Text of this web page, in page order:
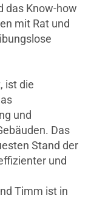
das Know-how
mit Rat und
ist die
und
Das
Stand der
und
Timm ist in